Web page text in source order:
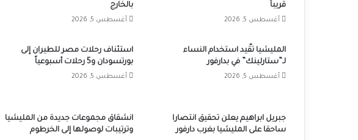
قريباً
أغسطس 5, 2026
بالخارج
أغسطس 5, 2026
المليشيا تقّيد استخدام النساء
لـ”ستارلينك” في بدارفور
أغسطس 5, 2026
استئناف رحلات مصر للطيران إلى
بورتسودان و5 رحلات أسبوعياً
أغسطس 5, 2026
جبريل ابراهيم يعلن تحقيق انتصارا
ساحقا على المليشيا بغرب دارفور
انشقاق مجموعات جديدة من المليشيا
وترتيبات لوصولها إلى الخرطوم